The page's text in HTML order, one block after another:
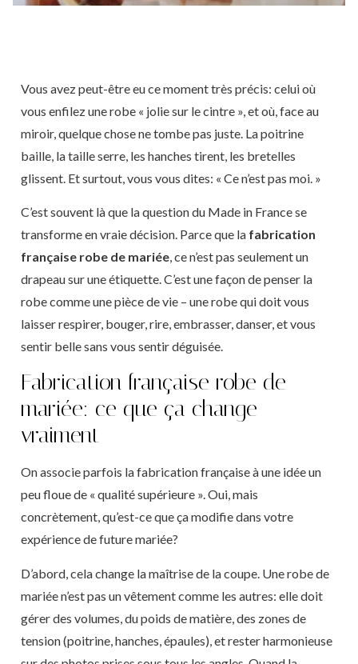
Vous avez peut-être eu ce moment très précis: celui où
vous enfilez une robe « jolie sur le cintre », et où, face au
miroir, quelque chose ne tombe pas juste. La poitrine
baille, la taille serre, les hanches tirent, les bretelles
glissent. Et surtout, vous vous dites: « Ce n’est pas moi. »
C’est souvent là que la question du Made in France se
transforme en vraie décision. Parce que la fabrication
française robe de mariée, ce n’est pas seulement un
drapeau sur une étiquette. C’est une façon de penser la
robe comme une pièce de vie – une robe qui doit vous
laisser respirer, bouger, rire, embrasser, danser, et vous
sentir belle sans vous sentir déguisée.
Fabrication française robe de
mariée: ce que ça change
vraiment
On associe parfois la fabrication française à une idée un
peu floue de « qualité supérieure ». Oui, mais
concrètement, qu’est-ce que ça modifie dans votre
expérience de future mariée?
D’abord, cela change la maîtrise de la coupe. Une robe de
mariée n’est pas un vêtement comme les autres: elle doit
gérer des volumes, du poids de matière, des zones de
tension (poitrine, hanches, épaules), et rester harmonieuse